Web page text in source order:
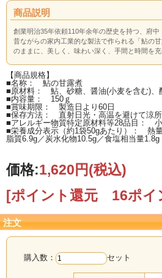
商品説明
創業明治35年依頼110年余年の歴史を持つ、府
昔ながらの家内工業的な製法で作られる「鮎の
のままに、美しく、味わい深く、手間と時間を
【商品規格】
■名称： 鮎の甘露煮
■原材料： 鮎、砂糖、醤油(小麦を含む)、
■内容量： 150ｇ
■賞味期限： 製造日より60日
■保存方法： 直射日光・高温を避けて涼所
■アレルギー物質特定原材料等28品目：
■栄養成分表示（約1袋50gあたり）： 熱
脂質6.9g／炭水化物10.5g／食塩相当量1.8g
価格:1,620円(税込)
[ポイント還元 16ポイ
注文
購入数： セット